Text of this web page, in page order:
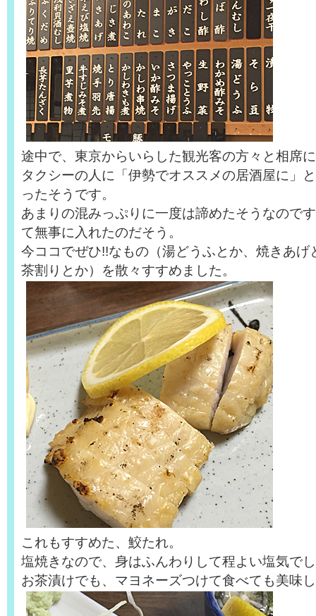
途中で、東京からいらした観光客の方々と相席
タクシーの人に「伊勢でオススメの居酒屋に」
ったそうです。
あまりの混みっぷりに一度は諦めたそうなので
て無事に入れたのだそう。
今ココでぜひ!!なもの（湯どうふとか、焼きあげ
茶割りとか）を散々すすめました。
これもすすめた、鮫たれ。
塩焼きなので、身はふんわりして程よい塩気で
お茶漬けでも、マヨネーズつけて食べても美味